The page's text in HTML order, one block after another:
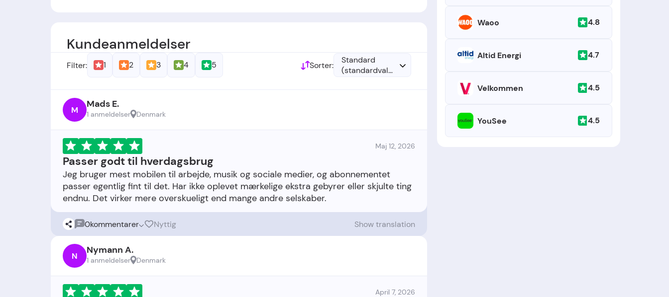
Waoo 4.8
Altid Energi 4.7
Velkommen 4.5
YouSee 4.5
Kundeanmeldelser
Sorter:
Standard
(standardvalg)
Filter: 1 2 3 4 5
M Mads E.
1 anmeldelser Denmark
Maj 12, 2026
Passer godt til hverdagsbrug
Jeg bruger mest mobilen til arbejde, musik og sociale medier, og abonnementet
passer egentlig fint til det. Har ikke oplevet mærkelige ekstra gebyrer eller skjulte ting
0kommentarer Nyttig Show translation
N Nymann A.
1 anmeldelser Denmark
April 7, 2026